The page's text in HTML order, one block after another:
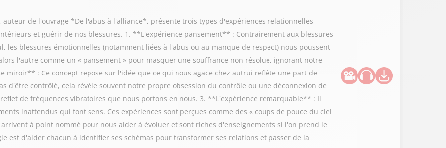
auteur de l'ouvrage *De l'abus à l'alliance*, présente trois types d'expériences relationnelles
et guérir de nos blessures. 1. **L'expérience pansement** : Contrairement aux blessures
les blessures émotionnelles (notamment liées à l'abus ou au manque de respect) nous poussent
l'autre comme un « pansement » pour masquer une souffrance non résolue, ignorant notre
miroir** : Ce concept repose sur l'idée que ce qui nous agace chez autrui reflète une part de
d'être contrôlé, cela révèle souvent notre propre obsession du contrôle ou une déconnexion de
de fréquences vibratoires que nous portons en nous. 3. **L'expérience remarquable** : Il
inattendus qui font sens. Ces expériences sont perçues comme des « coups de pouce du ciel
à point nommé pour nous aider à évoluer et sont riches d'enseignements si l'on prend le
est d'aider chacun à identifier ses schémas pour transformer ses relations et passer de la